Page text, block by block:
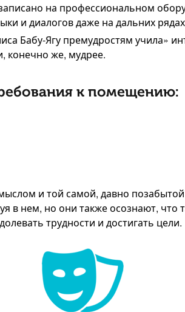
на профессиональном
и диалогов даже на дальних
Бабу-Ягу премудростям учила»
конечно же, мудрее.
к помещению:
и той самой, давно
в нем, но они также осознают,
трудности и достигать цели.